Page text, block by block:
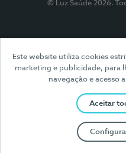
Este website utiliza cookies
marketing e publicidade, para
navegação e acesso
Aceitar
© Luz Saúde 2026.